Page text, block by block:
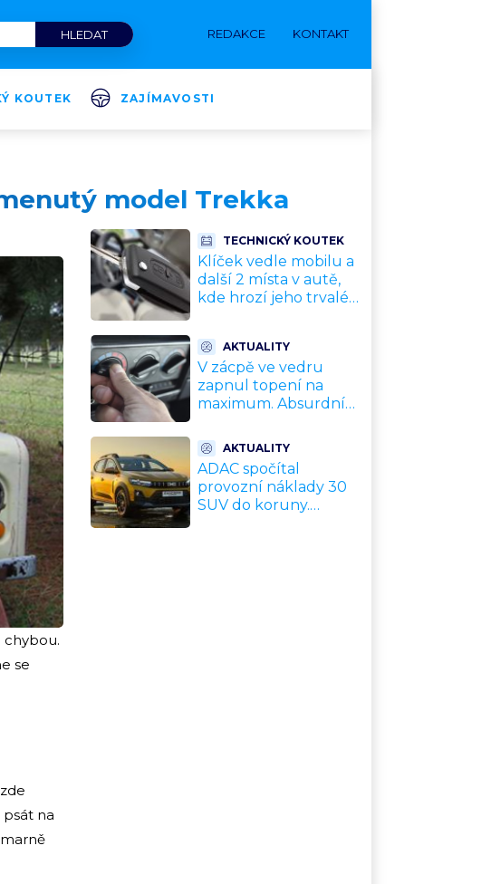
REDAKCE KONTAKT
KOUTEK ZAJÍMAVOSTI
model Trekka
chybou.
se
na
TECHNICKÝ KOUTEK
Klíček vedle mobilu a
další 2 místa v autě,
kde hrozí jeho trvalé
AKTUALITY
V zácpě ve vedru
zapnul topení na
maximum. Absurdní
před opravou za
desítky tisíc
AKTUALITY
ADAC spočítal
provozní náklady 30
SUV do koruny.